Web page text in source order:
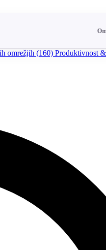
omrežjih (160) Produktivnost